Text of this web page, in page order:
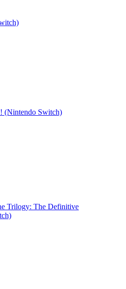
(Nintendo Switch)
Trilogy: The Definitive